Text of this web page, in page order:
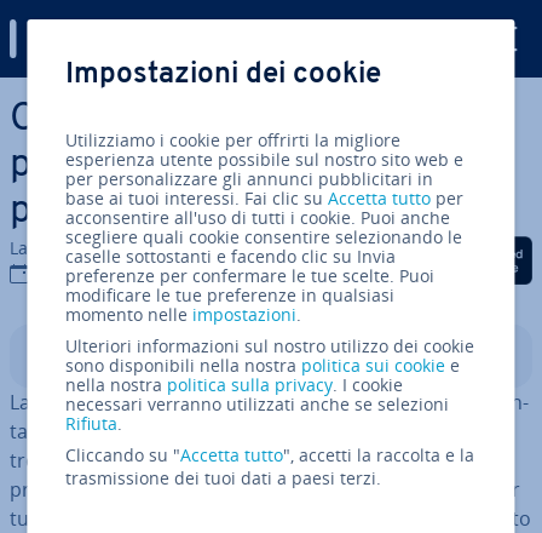
Vai al contenuto prin­ci­pa­le
Come si tutela il diritto di
proprietà sul nome della
propria azienda?
La redazione di IONOS
21 mag 2025
Condividi via Facebook
Condividi via Twitter
Condividi via
Indice
La scelta del nome giusto per la tua azienda è fon­da­men­
ta­le per la creazione di qualsiasi impresa. Una volta
trovato un nome con del po­ten­zia­le, la po­po­la­ri­tà è
pressoché as­si­cu­ra­ta, facendo sì che il nome diventi per
tutti sinonimo di qualità e af­fi­da­bi­li­tà. Proprio per questo
Impostazioni dei cookie
Utilizziamo i cookie per offrirti la migliore
esperienza utente possibile sul nostro sito web e
per personalizzare gli annunci pubblicitari in
base ai tuoi interessi. Fai clic suAccetta tutto per
acconsentire all'uso di tutti i cookie. Puoi anche
scegliere quali cookie consentire selezionando le
caselle sottostanti e facendo clic su Invia
preferenze per confermare le tue scelte. Puoi
modificare le tue preferenze in qualsiasi
momento nelle impostazioni.
Ulteriori informazioni sul nostro utilizzo dei cookie
sono disponibili nella nostra politica sui cookie e
nella nostra politica sulla privacy. I cookie
necessari verranno utilizzati anche se selezioni
Rifiuta.
Cliccando su "Accetta tutto", accetti la raccolta e la
trasmissione dei tuoi dati a paesi terzi.